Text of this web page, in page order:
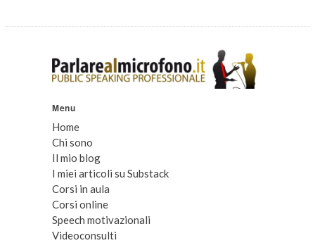
Menu
Home
Chi sono
Il mio blog
I miei articoli su Substack
Corsi in aula
Corsi online
Speech motivazionali
Videoconsulti